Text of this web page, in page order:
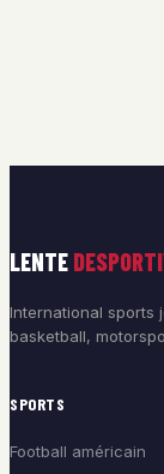
LENTE
International sports
basketball,
SPORTS
Football américain